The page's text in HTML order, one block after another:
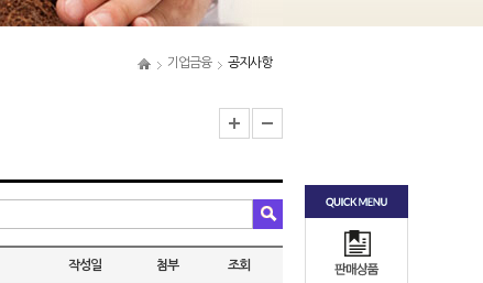
기업금융 공지사항
작성일 첨부 조회